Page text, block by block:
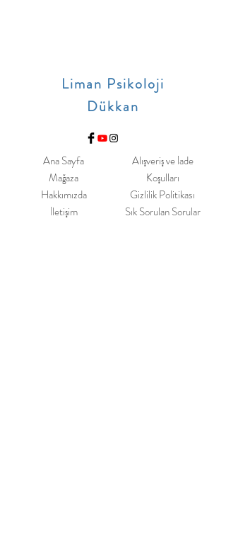
Liman Psikoloji
Dükkan
Ana Sayfa
Mağaza
Hakkımızda
İletişim
Alışveriş ve İade
Koşulları
Gizlilik Politikası
Sık Sorulan Sorular